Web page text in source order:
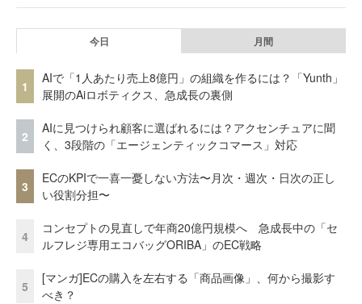
今日 月間
1
AIで「1人あたり売上8億円」の組織を作るには？「Yunth」
展開のAiロボティクス、急成長の裏側
2
AIに見つけられ顧客に選ばれるには？アクセンチュアに聞
く、3段階の「エージェンティックコマース」対応
3
ECのKPIで一喜一憂しない方法〜月次・週次・日次の正し
い役割分担〜
4
コンセプトの見直しで年商20億円規模へ 急成長中の「セ
ルフレジ専用エコバッグORIBA」のEC戦略
5
[マンガ]ECの購入を左右する「商品画像」、何から撮影す
べき？